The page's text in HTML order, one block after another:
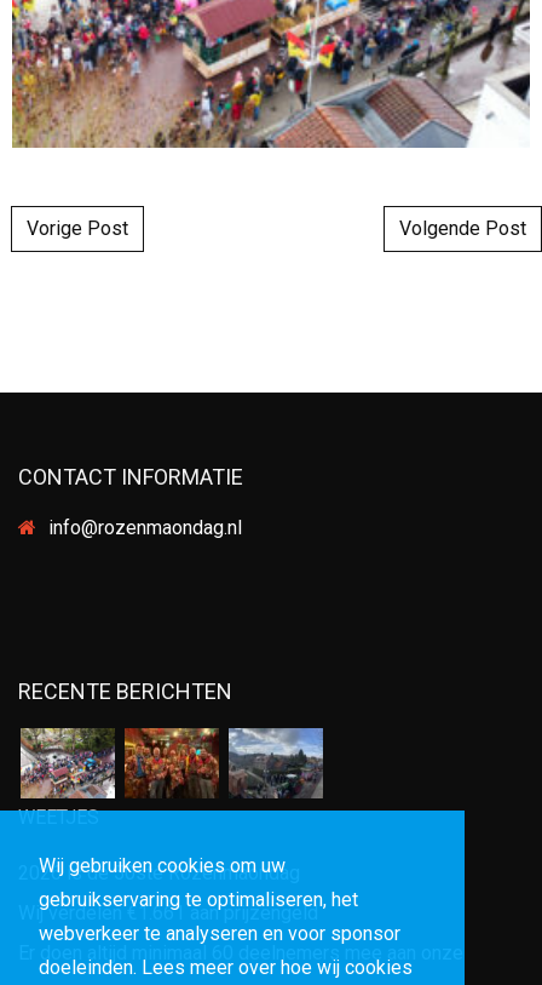
Wij gebruiken cookies om uw
gebruikservaring te optimaliseren, het
webverkeer te analyseren en voor sponsor
doeleinden. Lees meer over hoe wij cookies
Post navigation
Vorige Post Volgende Post
CONTACT INFORMATIE
info@rozenmaondag.nl
RECENTE BERICHTEN
WEETJES
2026 is de 50ste Rozenmaondag
Wij verdelen €1.661 aan prijzengeld